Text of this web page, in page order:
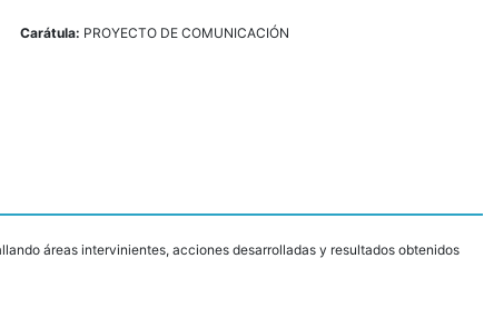
Carátula: PROYECTO DE COMUNICACIÓN
áreas intervinientes, acciones desarrolladas y resultados obtenidos